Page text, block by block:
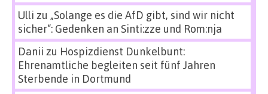
Ulli zu „Solange es die AfD gibt, sind wir nicht
sicher“: Gedenken an Sinti:zze und Rom:nja
Danii zu Hospizdienst Dunkelbunt:
Ehrenamtliche begleiten seit fünf Jahren
Sterbende in Dortmund